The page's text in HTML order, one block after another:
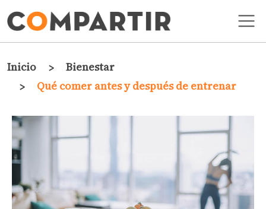
Ruta de navegación
Inicio
Bienestar
Qué comer antes y después de entrenar